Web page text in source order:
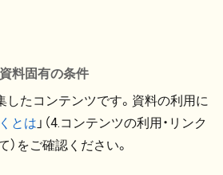
資料固有の条件
したコンテンツです。資料の利用に
とは 」（4.コンテンツの利用・リンク
）をご確認ください。